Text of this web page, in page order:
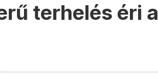
terhelés éri a